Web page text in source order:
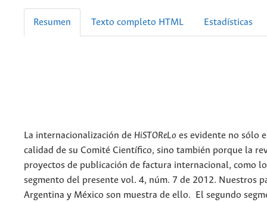
Resumen Texto completo HTML Estadísticas
La internacionalización de HiSTOReLo es evidente no sólo
calidad de su Comité Científico, sino también porque la
proyectos de publicación de factura internacional, como
segmento del presente vol. 4, núm. 7 de 2012. Nuestros
Argentina y México son muestra de ello. El segundo